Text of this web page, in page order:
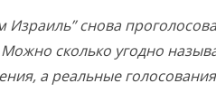
Израиль” снова
сколько угодно
а реальные